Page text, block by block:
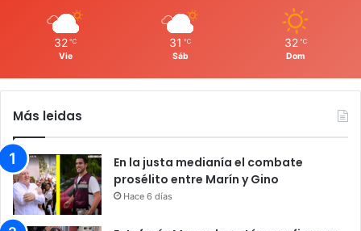
32 ℃
Vie
31 ℃
Sáb
32 ℃
Dom
Más leidas
En la justa medianía el combate
prosélito entre Marín y Gino
Hace 6 días